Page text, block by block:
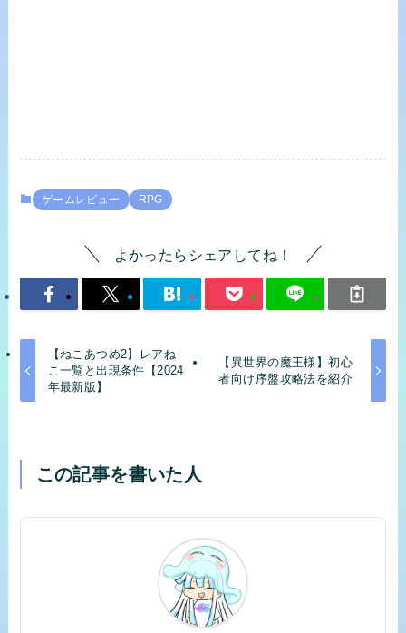
ゲームレビュー RPG
よかったらシェアしてね！
【ねこあつめ2】レアね
こ一覧と出現条件【2024
年最新版】
【異世界の魔王様】初心
者向け序盤攻略法を紹介
この記事を書いた人